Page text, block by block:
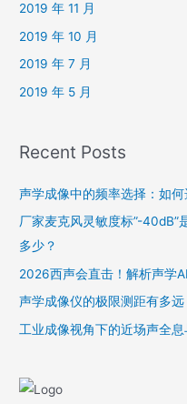
2019 年 11 月
2019 年 10 月
2019 年 7 月
2019 年 5 月
Recent Posts
声学成像中的频率选择：如
厂家麦克风灵敏度标”-
多少？
2026西声会直击！解析声学
声学成像仪的极限测距有多
工业成像视角下的近场声全